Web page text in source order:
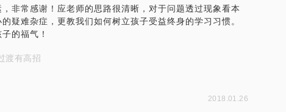
非常感谢！应老师的思路很清晰，对于问题透过现象看本
疑难杂症，更教我们如何树立孩子受益终身的学习习惯。
的福气！
渡有高招
2018.01.26